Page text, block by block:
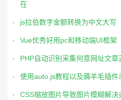
在
js拉伯数字金额转换为中文大写
Vue优秀好用pc和移动端UI框架
PHP自动识别采集何意网址文章
使用auto.js教程以及薅羊毛插件
CSS缩放图片导致图片模糊解决